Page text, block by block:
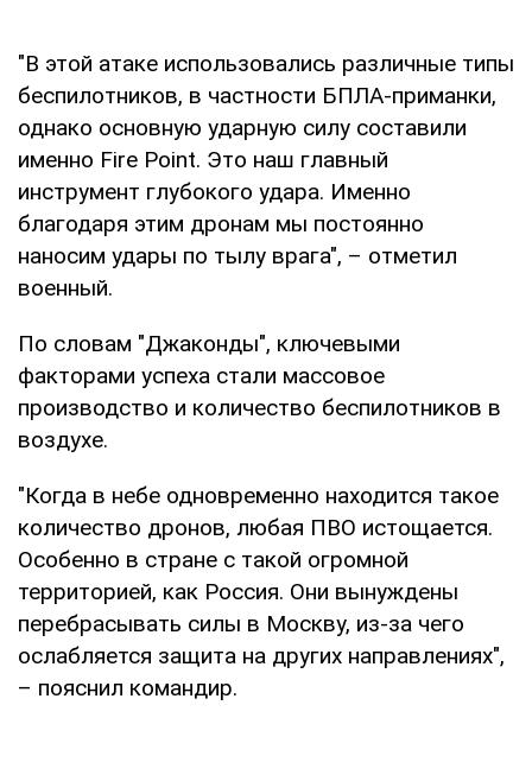
"В этой атаке использовались различные типы
беспилотников, в частности БПЛА-приманки,
однако основную ударную силу составили
именно Fire Point. Это наш главный
инструмент глубокого удара. Именно
благодаря этим дронам мы постоянно
наносим удары по тылу врага", – отметил
военный.
По словам "Джаконды", ключевыми
факторами успеха стали массовое
производство и количество беспилотников в
воздухе.
"Когда в небе одновременно находится такое
количество дронов, любая ПВО истощается.
Особенно в стране с такой огромной
территорией, как Россия. Они вынуждены
перебрасывать силы в Москву, из-за чего
ослабляется защита на других направлениях",
– пояснил командир.